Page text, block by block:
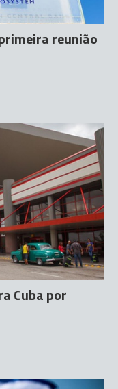
reunião
Cuba por